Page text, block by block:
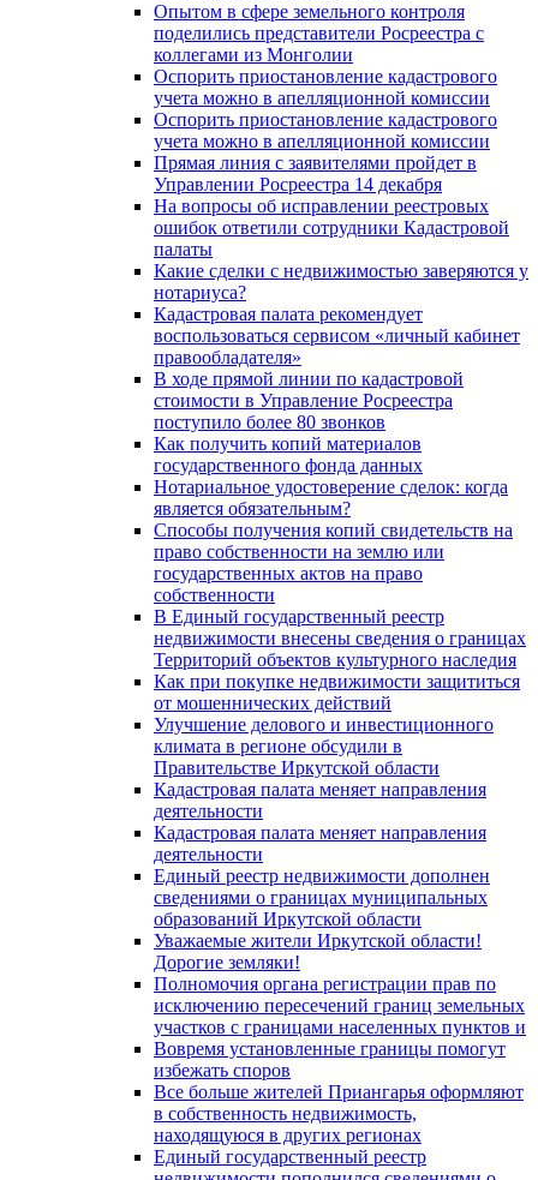
Опытом в сфере земельного контроля
поделились представители Росреестра с
коллегами из Монголии
Оспорить приостановление кадастрового
учета можно в апелляционной комиссии
Оспорить приостановление кадастрового
учета можно в апелляционной комиссии
Прямая линия с заявителями пройдет в
Управлении Росреестра 14 декабря
На вопросы об исправлении реестровых
ошибок ответили сотрудники Кадастровой
палаты
Какие сделки с недвижимостью заверяются у
нотариуса?
Кадастровая палата рекомендует
воспользоваться сервисом «личный кабинет
правообладателя»
В ходе прямой линии по кадастровой
стоимости в Управление Росреестра
поступило более 80 звонков
Как получить копий материалов
государственного фонда данных
Нотариальное удостоверение сделок: когда
является обязательным?
Способы получения копий свидетельств на
право собственности на землю или
государственных актов на право
собственности
В Единый государственный реестр
недвижимости внесены сведения о границах
Территорий объектов культурного наследия
Как при покупке недвижимости защититься
от мошеннических действий
Улучшение делового и инвестиционного
климата в регионе обсудили в
Правительстве Иркутской области
Кадастровая палата меняет направления
деятельности
Кадастровая палата меняет направления
деятельности
Единый реестр недвижимости дополнен
сведениями о границах муниципальных
образований Иркутской области
Уважаемые жители Иркутской области!
Дорогие земляки!
Полномочия органа регистрации прав по
исключению пересечений границ земельных
участков с границами населенных пунктов и
Вовремя установленные границы помогут
избежать споров
Все больше жителей Приангарья оформляют
в собственность недвижимость,
находящуюся в других регионах
Единый государственный реестр